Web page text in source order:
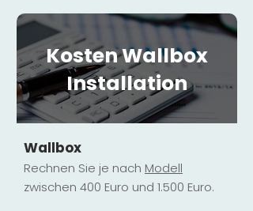
Kosten Wallbox
Installation
Wallbox
Rechnen Sie je nach Modell
zwischen 400 Euro und 1.500 Euro.